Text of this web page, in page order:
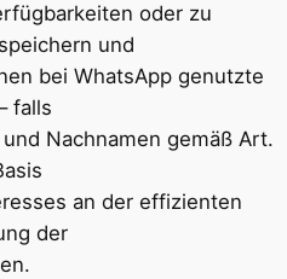
oder zu
und
bei WhatsApp genutzte
falls
Nachnamen gemäß Art.
an der effizienten
der